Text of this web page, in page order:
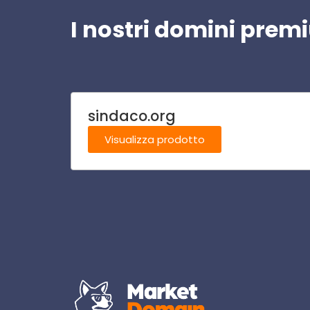
I nostri domini
sindaco.org
Visualizza prodotto